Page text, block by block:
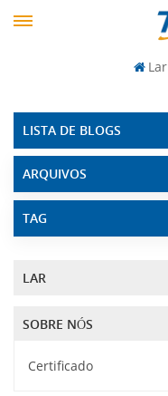
Lar
LISTA DE BLOGS
ARQUIVOS
TAG
LAR
SOBRE NÓS
Certificado